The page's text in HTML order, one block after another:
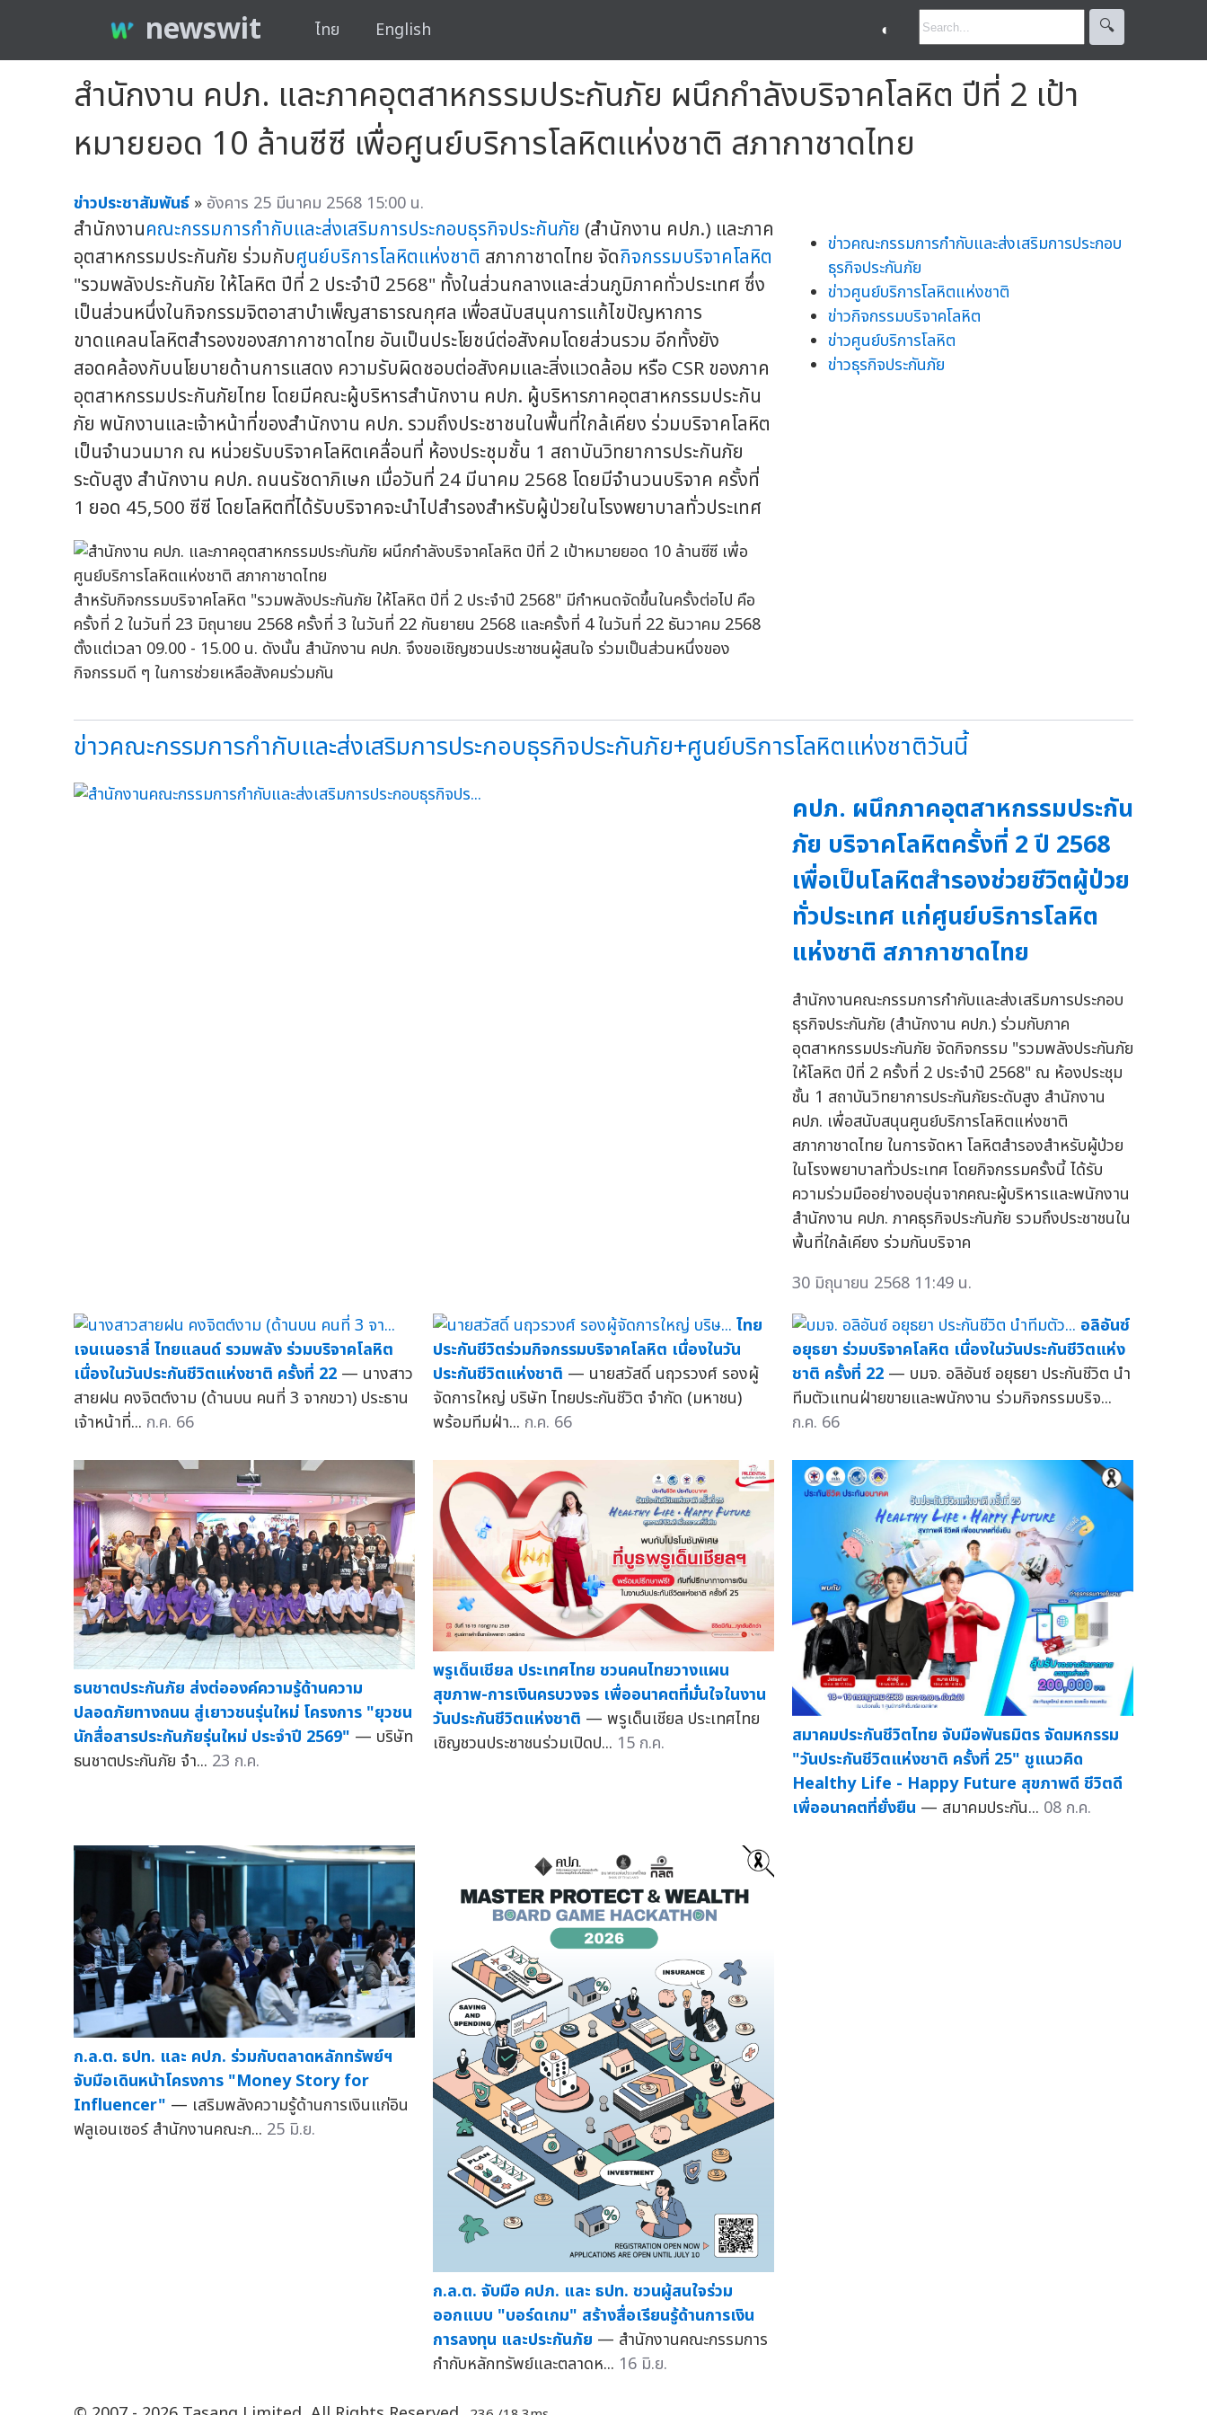
newswit ไทย English ◐ 🔍︎
สำนักงาน คปภ. และภาคอุตสาหกรรมประกันภัย ผนึกกำลังบริจาคโลหิต ปีที่ 2 เป้า
หมายยอด 10 ล้านซีซี เพื่อศูนย์บริการโลหิตแห่งชาติ สภากาชาดไทย
ข่าวประชาสัมพันธ์ » อังคาร 25 มีนาคม 2568 15:00 น.
สำนักงานคณะกรรมการกำกับและส่งเสริมการประกอบธุรกิจประกันภัย (สำนักงาน คปภ.) และภาค
อุตสาหกรรมประกันภัย ร่วมกับศูนย์บริการโลหิตแห่งชาติ สภากาชาดไทย จัดกิจกรรมบริจาคโลหิต
"รวมพลังประกันภัย ให้โลหิต ปีที่ 2 ประจำปี 2568" ทั้งในส่วนกลางและส่วนภูมิภาคทั่วประเทศ ซึ่ง
เป็นส่วนหนึ่งในกิจกรรมจิตอาสาบำเพ็ญสาธารณกุศล เพื่อสนับสนุนการแก้ไขปัญหาการ
ขาดแคลนโลหิตสำรองของสภากาชาดไทย อันเป็นประโยชน์ต่อสังคมโดยส่วนรวม อีกทั้งยัง
สอดคล้องกับนโยบายด้านการแสดง ความรับผิดชอบต่อสังคมและสิ่งแวดล้อม หรือ CSR ของภาค
อุตสาหกรรมประกันภัยไทย โดยมีคณะผู้บริหารสำนักงาน คปภ. ผู้บริหารภาคอุตสาหกรรมประกัน
ภัย พนักงานและเจ้าหน้าที่ของสำนักงาน คปภ. รวมถึงประชาชนในพื้นที่ใกล้เคียง ร่วมบริจาคโลหิต
เป็นจำนวนมาก ณ หน่วยรับบริจาคโลหิตเคลื่อนที่ ห้องประชุมชั้น 1 สถาบันวิทยาการประกันภัย
ระดับสูง สำนักงาน คปภ. ถนนรัชดาภิเษก เมื่อวันที่ 24 มีนาคม 2568 โดยมีจำนวนบริจาค ครั้งที่
1 ยอด 45,500 ซีซี โดยโลหิตที่ได้รับบริจาคจะนำไปสำรองสำหรับผู้ป่วยในโรงพยาบาลทั่วประเทศ
สำหรับกิจกรรมบริจาคโลหิต "รวมพลังประกันภัย ให้โลหิต ปีที่ 2 ประจำปี 2568" มีกำหนดจัดขึ้นในครั้งต่อไป คือ
ครั้งที่ 2 ในวันที่ 23 มิถุนายน 2568 ครั้งที่ 3 ในวันที่ 22 กันยายน 2568 และครั้งที่ 4 ในวันที่ 22 ธันวาคม 2568
ตั้งแต่เวลา 09.00 - 15.00 น. ดังนั้น สำนักงาน คปภ. จึงขอเชิญชวนประชาชนผู้สนใจ ร่วมเป็นส่วนหนึ่งของ
กิจกรรมดี ๆ ในการช่วยเหลือสังคมร่วมกัน
ข่าวคณะกรรมการกำกับและส่งเสริมการประกอบ
ธุรกิจประกันภัย
ข่าวศูนย์บริการโลหิตแห่งชาติ
ข่าวกิจกรรมบริจาคโลหิต
ข่าวศูนย์บริการโลหิต
ข่าวธุรกิจประกันภัย
ข่าวคณะกรรมการกำกับและส่งเสริมการประกอบธุรกิจประกันภัย+ศูนย์บริการโลหิตแห่งชาติวันนี้
คปภ. ผนึกภาคอุตสาหกรรมประกัน
ภัย บริจาคโลหิตครั้งที่ 2 ปี 2568
เพื่อเป็นโลหิตสำรองช่วยชีวิตผู้ป่วย
ทั่วประเทศ แก่ศูนย์บริการโลหิต
แห่งชาติ สภากาชาดไทย
สำนักงานคณะกรรมการกำกับและส่งเสริมการประกอบ
ธุรกิจประกันภัย (สำนักงาน คปภ.) ร่วมกับภาค
อุตสาหกรรมประกันภัย จัดกิจกรรม "รวมพลังประกันภัย
ให้โลหิต ปีที่ 2 ครั้งที่ 2 ประจำปี 2568" ณ ห้องประชุม
ชั้น 1 สถาบันวิทยาการประกันภัยระดับสูง สำนักงาน
คปภ. เพื่อสนับสนุนศูนย์บริการโลหิตแห่งชาติ
สภากาชาดไทย ในการจัดหา โลหิตสำรองสำหรับผู้ป่วย
ในโรงพยาบาลทั่วประเทศ โดยกิจกรรมครั้งนี้ ได้รับ
ความร่วมมืออย่างอบอุ่นจากคณะผู้บริหารและพนักงาน
สำนักงาน คปภ. ภาคธุรกิจประกันภัย รวมถึงประชาชนใน
พื้นที่ใกล้เคียง ร่วมกันบริจาค
30 มิถุนายน 2568 11:49 น.
เจนเนอราลี่ ไทยแลนด์ รวมพลัง ร่วมบริจาคโลหิต
เนื่องในวันประกันชีวิตแห่งชาติ ครั้งที่ 22 — นางสาว
สายฝน คงจิตต์งาม (ด้านบน คนที่ 3 จากขวา) ประธาน
เจ้าหน้าที่... ก.ค. 66
ไทย
ประกันชีวิตร่วมกิจกรรมบริจาคโลหิต เนื่องในวัน
ประกันชีวิตแห่งชาติ — นายสวัสดิ์ นฤวรวงศ์ รองผู้
จัดการใหญ่ บริษัท ไทยประกันชีวิต จำกัด (มหาชน)
พร้อมทีมฝ่า... ก.ค. 66
อลิอันซ์
อยุธยา ร่วมบริจาคโลหิต เนื่องในวันประกันชีวิตแห่ง
ชาติ ครั้งที่ 22 — บมจ. อลิอันซ์ อยุธยา ประกันชีวิต นำ
ทีมตัวแทนฝ่ายขายและพนักงาน ร่วมกิจกรรมบริจ...
ก.ค. 66
ธนชาตประกันภัย ส่งต่อองค์ความรู้ด้านความ
ปลอดภัยทางถนน สู่เยาวชนรุ่นใหม่ โครงการ "ยุวชน
นักสื่อสารประกันภัยรุ่นใหม่ ประจำปี 2569" — บริษัท
ธนชาตประกันภัย จำ... 23 ก.ค.
พรูเด็นเชียล ประเทศไทย ชวนคนไทยวางแผน
สุขภาพ-การเงินครบวงจร เพื่ออนาคตที่มั่นใจในงาน
วันประกันชีวิตแห่งชาติ — พรูเด็นเชียล ประเทศไทย
เชิญชวนประชาชนร่วมเปิดป... 15 ก.ค.
สมาคมประกันชีวิตไทย จับมือพันธมิตร จัดมหกรรม
"วันประกันชีวิตแห่งชาติ ครั้งที่ 25" ชูแนวคิด
Healthy Life - Happy Future สุขภาพดี ชีวิตดี
เพื่ออนาคตที่ยั่งยืน — สมาคมประกัน... 08 ก.ค.
ก.ล.ต. ธปท. และ คปภ. ร่วมกับตลาดหลักทรัพย์ฯ
จับมือเดินหน้าโครงการ "Money Story for
Influencer" — เสริมพลังความรู้ด้านการเงินแก่อิน
ฟลูเอนเซอร์ สำนักงานคณะก... 25 มิ.ย.
ก.ล.ต. จับมือ คปภ. และ ธปท. ชวนผู้สนใจร่วม
ออกแบบ "บอร์ดเกม" สร้างสื่อเรียนรู้ด้านการเงิน
การลงทุน และประกันภัย — สำนักงานคณะกรรมการ
กำกับหลักทรัพย์และตลาดห... 16 มิ.ย.